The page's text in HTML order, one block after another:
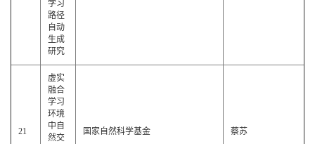
学习
路径
自动
生成
研究
21
虚实
融合
学习
环境
中自
然交
国家自然科学基金 蔡苏